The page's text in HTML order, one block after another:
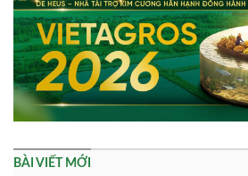
BÀI VIẾT MỚI